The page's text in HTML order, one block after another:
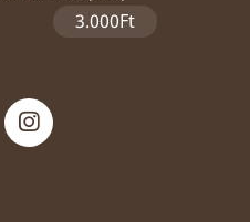
3.000Ft